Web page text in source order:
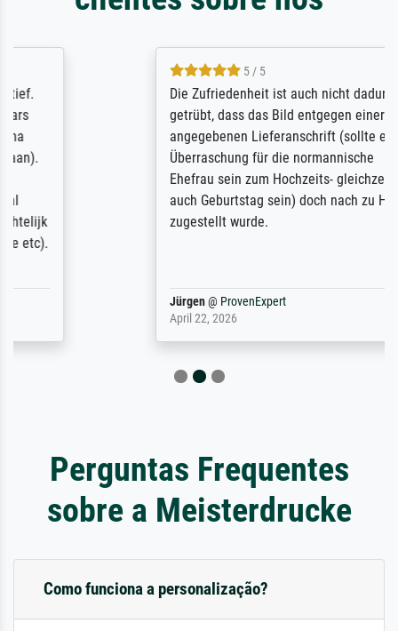
Die Zufriedenheit ist auch nicht dadurch
getrübt, dass das Bild entgegen einer
angegebenen Lieferanschrift (sollte eine
Überraschung für die normannische
Ehefrau sein zum Hochzeits- gleichzeitig
auch Geburtstag sein) doch nach zu Hause
zugestellt wurde.
ProvenExpert
Perguntas Frequentes
sobre a Meisterdrucke
Como funciona a personalização?